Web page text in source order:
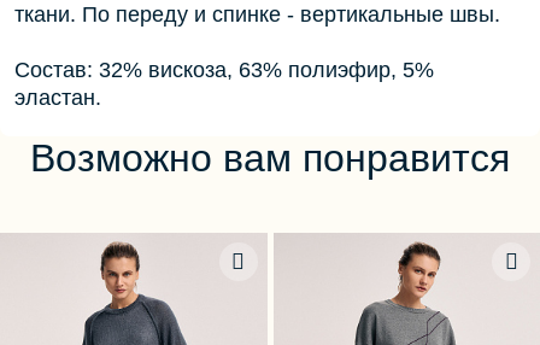
ткани. По переду и спинке - вертикальные швы.
Состав: 32% вискоза, 63% полиэфир, 5%
эластан.
Возможно вам понравится